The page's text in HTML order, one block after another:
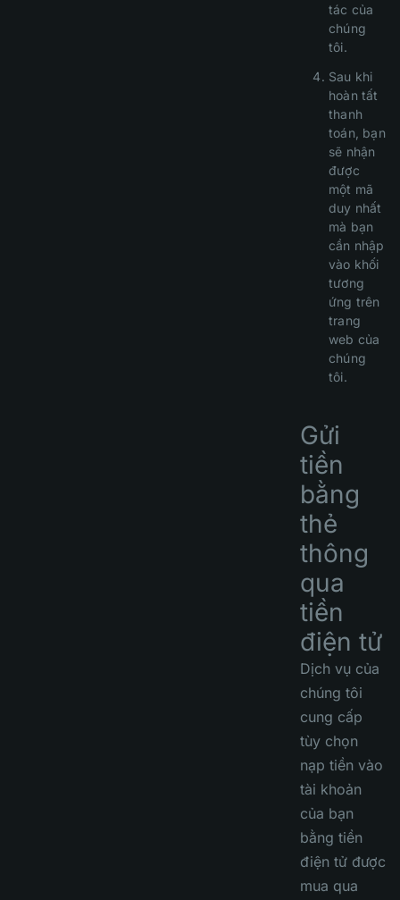
tác của
chúng
tôi.
Sau khi
hoàn tất
thanh
toán, bạn
sẽ nhận
được
một mã
duy nhất
mà bạn
cần nhập
vào khối
tương
ứng trên
trang
web của
chúng
tôi.
Gửi
tiền
bằng
thẻ
thông
qua
tiền
điện tử
Dịch vụ của
chúng tôi
cung cấp
tùy chọn
nạp tiền vào
tài khoản
của bạn
bằng tiền
điện tử được
mua qua